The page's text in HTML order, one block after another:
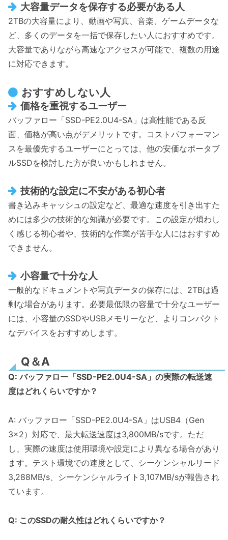
大容量データを保存する必要がある人
2TBの大容量により、動画や写真、音楽、ゲームデータな
ど、多くのデータを一括で保存したい人におすすめです。
大容量でありながら高速なアクセスが可能で、複数の用途
に対応できます。
おすすめしない人
価格を重視するユーザー
バッファロー「SSD-PE2.0U4-SA」は高性能である反
面、価格が高い点がデメリットです。コストパフォーマン
スを最優先するユーザーにとっては、他の安価なポータブ
ルSSDを検討した方が良いかもしれません。
技術的な設定に不安がある初心者
書き込みキャッシュの設定など、最適な速度を引き出すた
めには多少の技術的な知識が必要です。この設定が煩わし
く感じる初心者や、技術的な作業が苦手な人にはおすすめ
できません。
小容量で十分な人
一般的なドキュメントや写真データの保存には、2TBは過
剰な場合があります。必要最低限の容量で十分なユーザー
には、小容量のSSDやUSBメモリーなど、よりコンパクト
なデバイスをおすすめします。
Q＆A
Q: バッファロー「SSD-PE2.0U4-SA」の実際の転送速
度はどれくらいですか？
A: バッファロー「SSD-PE2.0U4-SA」はUSB4（Gen
3×2）対応で、最大転送速度は3,800MB/sです。ただ
し、実際の速度は使用環境や設定により異なる場合があり
ます。テスト環境での速度として、シーケンシャルリード
3,288MB/s、シーケンシャルライト3,107MB/sが報告され
ています。
Q: このSSDの耐久性はどれくらいですか？